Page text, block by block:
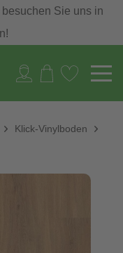
Sie uns in
Klick-Vinylboden